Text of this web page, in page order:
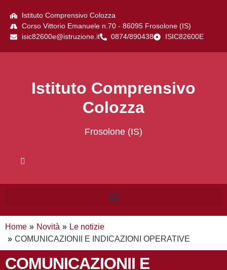
Istituto Comprensivo Colozza
Corso Vittorio Emanuele n.70 - 86095 Frosolone (IS)
isic82600e@istruzione.it
0874/890438 ISIC82600E
Istituto Comprensivo
Colozza
Frosolone (IS)
Home Novità
Le notizie
COMUNICAZIONII E INDICAZIONI OPERATIVE
COMUNICAZIONII E